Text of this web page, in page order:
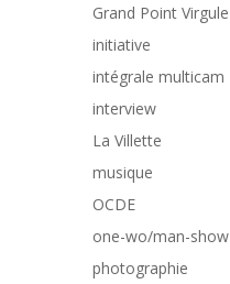
Grand Point Virgule
initiative
intégrale multicam
interview
La Villette
musique
OCDE
one-wo/man-show
photographie